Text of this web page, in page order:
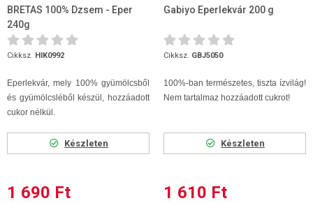
BRETAS 100% Dzsem - Eper
240g
Cikksz. HIK0992
Eperlekvár, mely 100% gyümölcsből
és gyümölcsléből készül, hozzáadott
cukor nélkül.
Készleten
1 690 Ft
Gabiyo Eperlekvár 200 g
Cikksz. GBJ5050
100%-ban természetes, tiszta ízvilág!
Nem tartalmaz hozzáadott cukrot!
Készleten
1 610 Ft